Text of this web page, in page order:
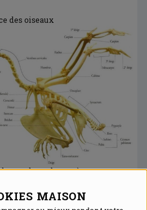
MAISON
des oiseaux
squelette, le système